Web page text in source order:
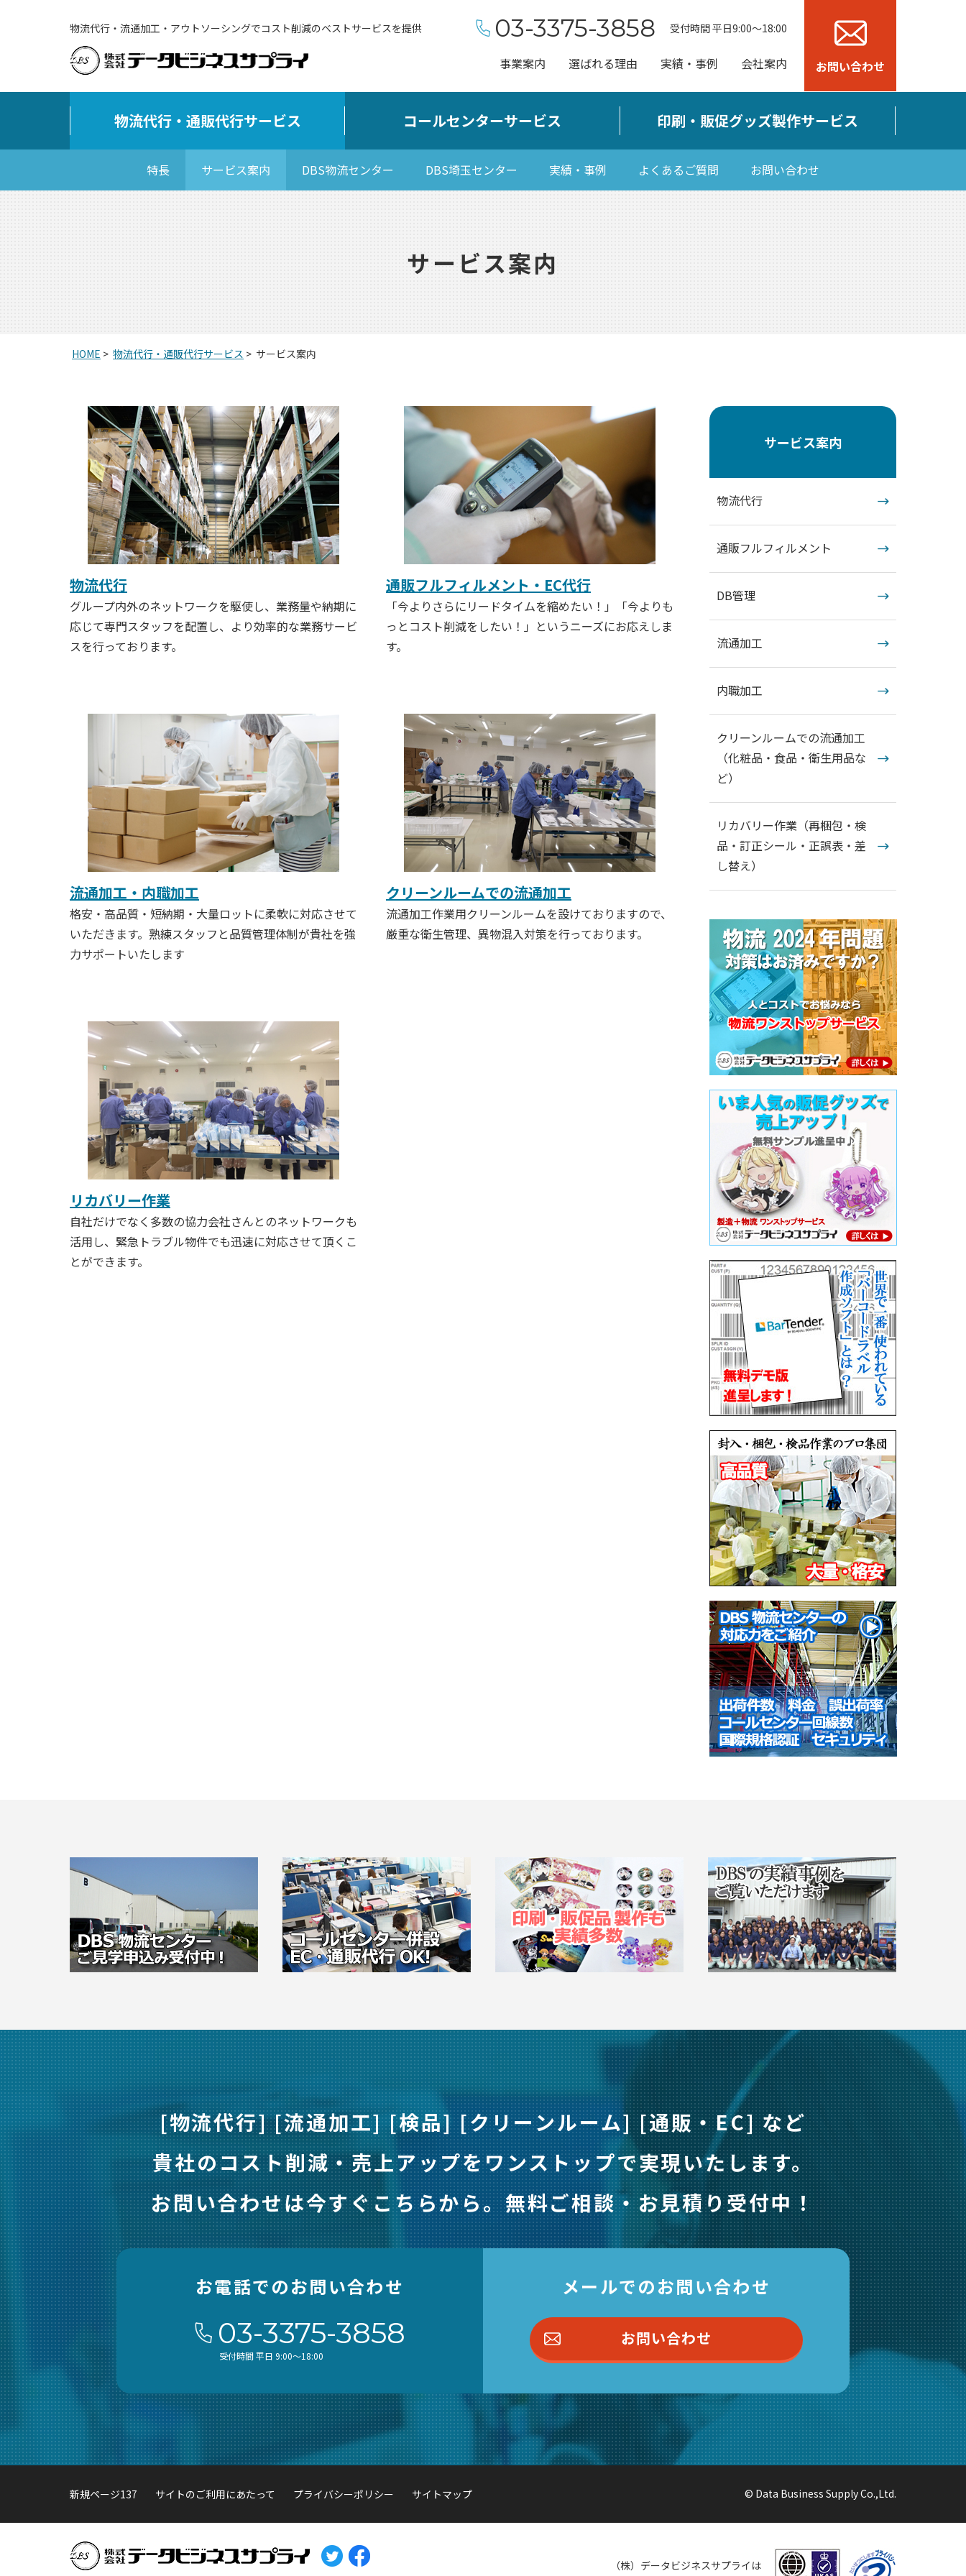
物流代行・流通加工・アウトソーシングでコスト削減のベストサービスを提供 03-3375-3858 受付時間 平日9:00～18:00
物流代行・通販代行サービス コールセンターサービス 印刷・販促グッズ製作サービス
事業案内 選ばれる理由 実績・事例 会社案内 お問い合わせ
特長 サービス案内 DBS物流センター DBS埼玉センター 実績・事例 よくあるご質問 お問い合わせ
サービス案内
HOME > 物流代行・通販代行サービス > サービス案内
物流代行
グループ内外のネットワークを駆使し、業務量や納期に
応じて専門スタッフを配置し、より効率的な業務サービ
スを行っております。
通販フルフィルメント・EC代行
「今よりさらにリードタイムを縮めたい！」「今よりも
っとコスト削減をしたい！」というニーズにお応えしま
す。
流通加工・内職加工
格安・高品質・短納期・大量ロットに柔軟に対応させて
いただきます。熟練スタッフと品質管理体制が貴社を強
力サポートいたします
クリーンルームでの流通加工
流通加工作業用クリーンルームを設けておりますので、
厳重な衛生管理、異物混入対策を行っております。
リカバリー作業
自社だけでなく多数の協力会社さんとのネットワークも
活用し、緊急トラブル物件でも迅速に対応させて頂くこ
とができます。
サービス案内
物流代行
通販フルフィルメント
DB管理
流通加工
内職加工
クリーンルームでの流通加工
（化粧品・食品・衛生用品な
ど）
リカバリー作業（再梱包・検
品・訂正シール・正誤表・差
し替え）
[物流代行] [流通加工] [検品] [クリーンルーム] [通販・EC] など
貴社のコスト削減・売上アップをワンストップで実現いたします。
お問い合わせは今すぐこちらから。無料ご相談・お見積り受付中！
お電話でのお問い合わせ
03-3375-3858
受付時間 平日 9:00～18:00
メールでのお問い合わせ
お問い合わせ
新規ページ137 サイトのご利用にあたって プライバシーポリシー サイトマップ © Data Business Supply Co.,Ltd.
（株）データビジネスサプライは